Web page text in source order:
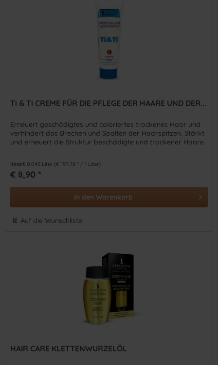
Ti & Ti CREME FÜR DIE PFLEGE DER HAARE UND DER...
Erneuert geschädigtes und coloriertes trockenes Haar und
verhindert das Brechen und Spalten der Haarspitzen. Stärkt
und erneuert die Struktur beschädigte und trockener Haare.
Inhalt 0.045 Liter (€ 197,78 * / 1 Liter)
€ 8,90 *
In den Warenkorb
Auf die Wunschliste
HAIR CARE KLETTENWURZELÖL